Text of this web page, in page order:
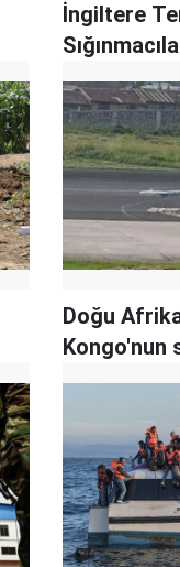
İngiltere
Doğu
Kongo'nun